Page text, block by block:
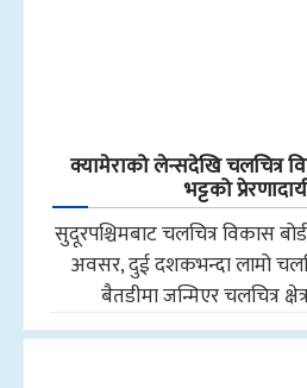
क्यामेराको लेन्सदेखि चलचित्र
भट्टको
सुदूरपश्चिमबाट चलचित्र विकास
अवसर, दुई दशकभन्दा लामो
बैतडीमा जन्मिएर चलचित्र